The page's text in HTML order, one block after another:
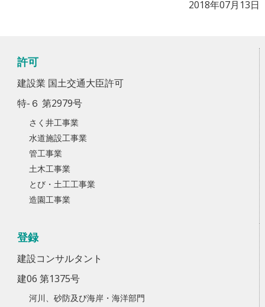
2018年07月13日
許可
建設業 国土交通大臣許可
特-６ 第2979号
さく井工事業
水道施設工事業
管工事業
土木工事業
とび・土工工事業
造園工事業
登録
建設コンサルタント
建06 第1375号
河川、砂防及び海岸・海洋部門